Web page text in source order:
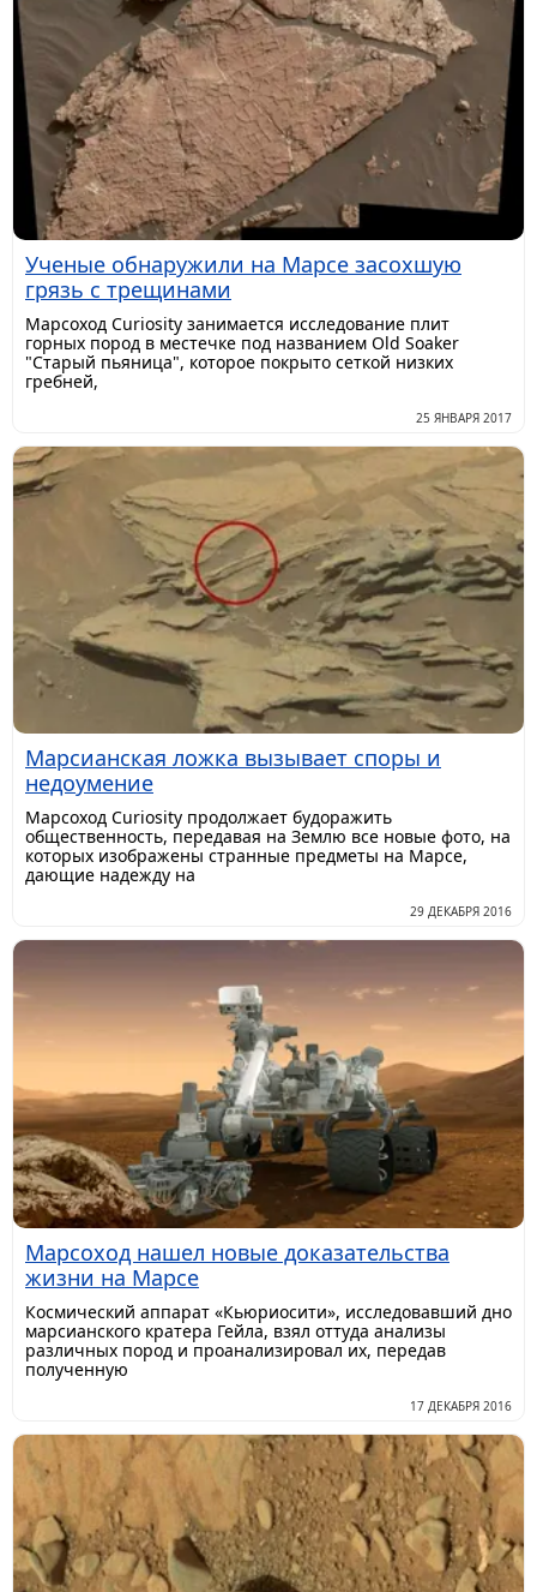
Ученые обнаружили на Марсе засохшую
грязь с трещинами
Марсоход Curiosity занимается исследование плит
горных пород в местечке под названием Old Soaker
"Старый пьяница", которое покрыто сеткой низких
гребней,
25 ЯНВАРЯ 2017
Марсианская ложка вызывает споры и
недоумение
Марсоход Curiosity продолжает будоражить
общественность, передавая на Землю все новые фото, на
которых изображены странные предметы на Марсе,
дающие надежду на
29 ДЕКАБРЯ 2016
Марсоход нашел новые доказательства
жизни на Марсе
Космический аппарат «Кьюриосити», исследовавший дно
марсианского кратера Гейла, взял оттуда анализы
различных пород и проанализировал их, передав
полученную
17 ДЕКАБРЯ 2016